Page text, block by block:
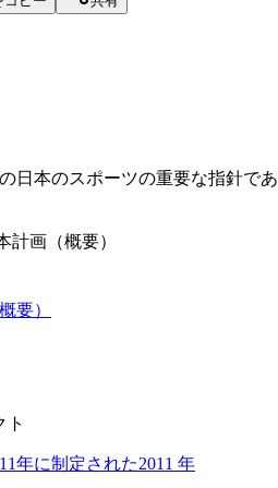
日本のスポーツの重要な指針で
計画（概要）
要）
ト
年に制定された2011 年